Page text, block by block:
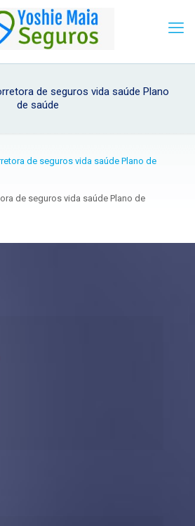
de seguros vida saúde Plano
de saúde
de seguros vida saúde Plano de